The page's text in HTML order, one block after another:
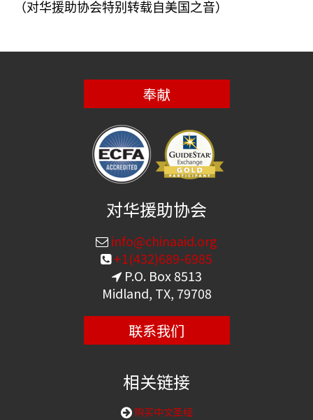
（对华援助协会特别转载自美国之音）
奉献
对华援助协会
info@chinaaid.org
+1(432)689-6985
P.O. Box 8513
Midland, TX, 79708
联系我们
相关链接
购买中文圣经